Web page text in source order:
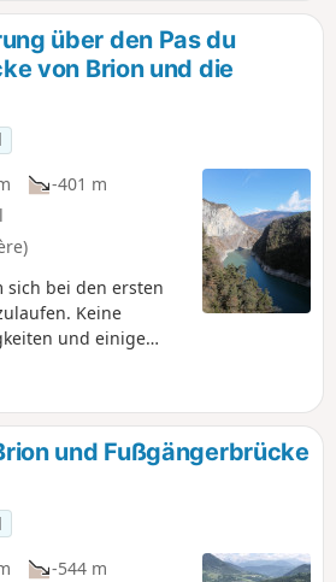
über den Pas du
von Brion und die
-401 m
sich bei den ersten
Keine
und einige
und Fußgängerbrücke
-544 m